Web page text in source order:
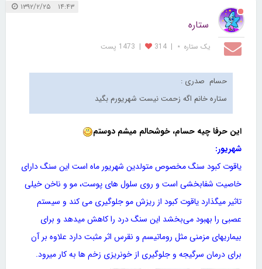
۱۴:۴۳ ۱۳۹۲/۲/۲۵
ستاره
یک ستاره ⋆ |
314
| 1473 پست
حسام صدری :
ستاره خانم اگه زحمت نیست شهریورم بگید
این حرفا چیه حسام، خوشحالم میشم دوستم
شهریور:
یاقوت کبود سنگ مخصوص متولدین شهریور ماه است این سنگ دارای
خاصیت شفابخشی است و روی سلول های پوست، مو و ناخن خیلی
تاثیر میگذارد یاقوت کبود از ریزش مو جلوگیری می کند و سیستم
عصبی را بهبود می‌بخشد این سنگ درد را کاهش میدهد و برای
بیماریهای مزمنی مثل روماتیسم و نقرس اثر مثبت دارد علاوه بر آن
برای درمان سرگیجه و جلوگیری از خونریزی زخم ها به کار میرود.